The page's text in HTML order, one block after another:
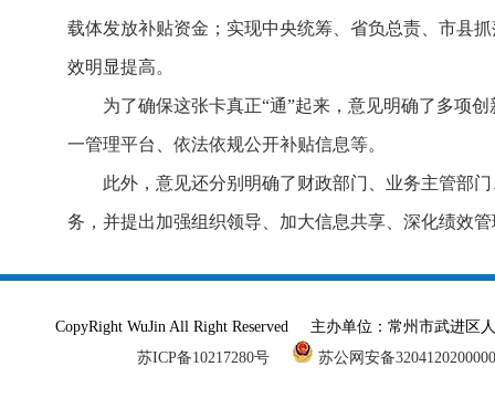
载体发放补贴资金；实现中央统筹、省负总责、市县
效明显提高。
为了确保这张卡真正“通”起来，意见明确了多项
一管理平台、依法依规公开补贴信息等。
此外，意见还分别明确了财政部门、业务主管部
务，并提出加强组织领导、加大信息共享、深化绩效
CopyRight WuJin All Right Reserved 主办单位：常州市武进
苏ICP备10217280号
苏公网安备